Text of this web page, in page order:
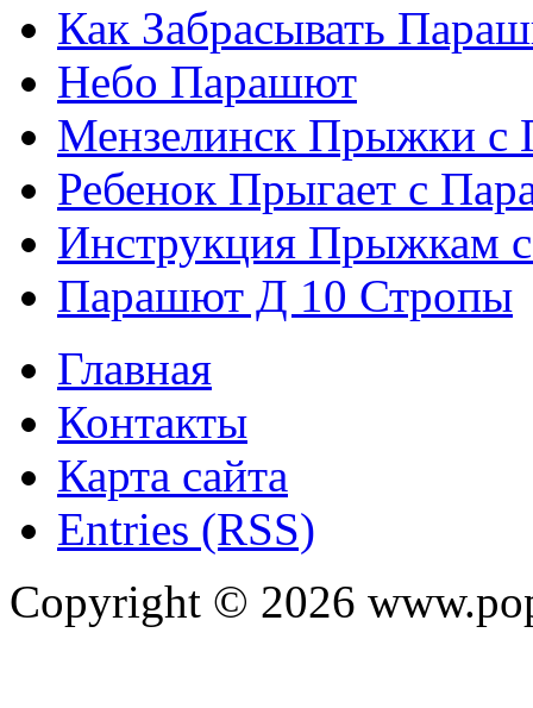
Как Забрасывать
Небо Парашют
Мензелинск Прыжки с
Ребенок Прыгает с
Инструкция Прыжкам
Парашют Д 10 Стропы
Главная
Контакты
Карта сайта
Entries (RSS)
Copyright © 2026